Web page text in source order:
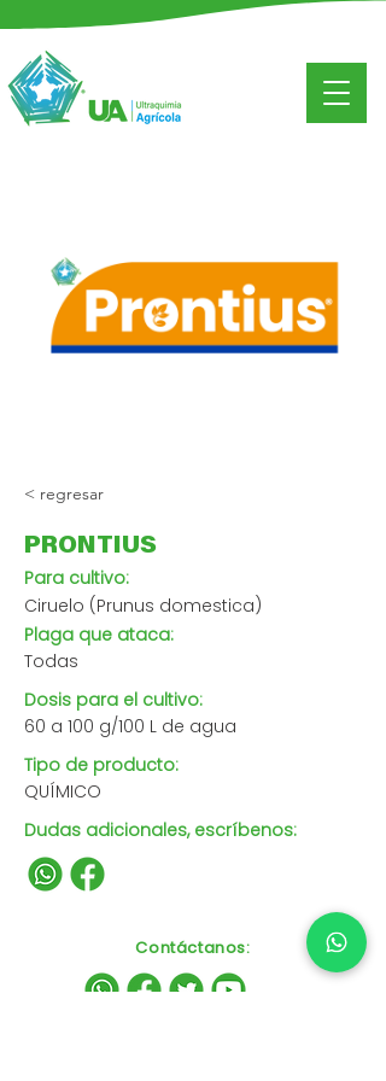
< regresar
PRONTIUS
Para cultivo:
Ciruelo (Prunus domestica)
Plaga que ataca:
Todas
Dosis para el cultivo:
60 a 100 g/100 L de agua
Tipo de producto:
QUÍMICO
Dudas adicionales, escríbenos:
Contáctanos: